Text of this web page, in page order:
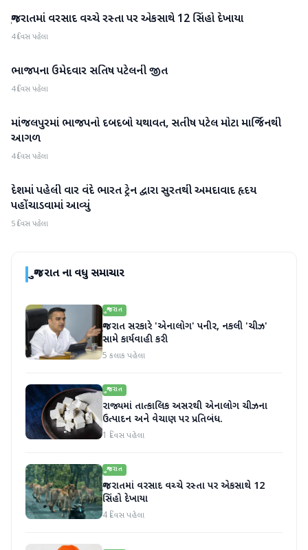
ગુજરાત
ગુજરાતમાં વરસાદ વચ્ચે રસ્તા પર એકસાથે 12 સિંહો દેખાયા
4 દિવસ પહેલા
ગુજરાત
ભાજપના ઉમેદવાર સતિષ પટેલની જીત
4 દિવસ પહેલા
ગુજરાત
માંજલપુરમાં ભાજપનો દબદબો યથાવત, સતીષ પટેલ મોટા માર્જિનથી
આગળ
4 દિવસ પહેલા
ગુજરાત
દેશમાં પહેલી વાર વંદે ભારત ટ્રેન દ્વારા સુરતથી અમદાવાદ હૃદય
પહોંચાડવામાં આવ્યું
5 દિવસ પહેલા
ગુજરાતના વધુ સમાચાર
ગુજરાત
ગુજરાત સરકારે 'એનાલોગ' પનીર, નકલી 'ચીઝ'
સામે કાર્યવાહી કરી
5 કલાક પહેલા
ગુજરાત
રાજ્યમાં તાત્કાલિક અસરથી એનાલોગ ચીઝના
ઉત્પાદન અને વેચાણ પર પ્રતિબંધ.
1 દિવસ પહેલા
ગુજરાત
ગુજરાતમાં વરસાદ વચ્ચે રસ્તા પર એકસાથે 12
સિંહો દેખાયા
4 દિવસ પહેલા